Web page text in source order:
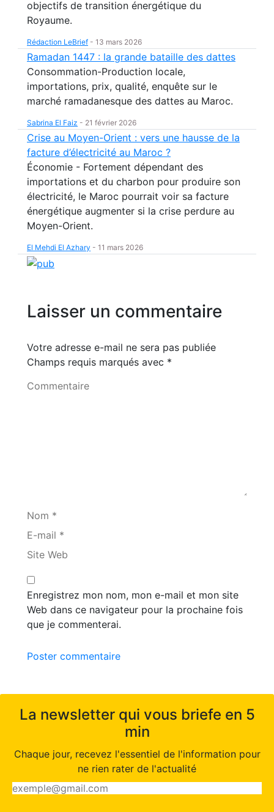
objectifs de transition énergétique du
Royaume.
Rédaction LeBrief - 13 mars 2026
Ramadan 1447 : la grande bataille des dattes
Consommation-Production locale,
importations, prix, qualité, enquête sur le
marché ramadanesque des dattes au Maroc.
Sabrina El Faiz - 21 février 2026
Crise au Moyen-Orient : vers une hausse de la
facture d’électricité au Maroc ?
Économie - Fortement dépendant des
importations et du charbon pour produire son
électricité, le Maroc pourrait voir sa facture
énergétique augmenter si la crise perdure au
Moyen-Orient.
El Mehdi El Azhary - 11 mars 2026
Laisser un commentaire
Votre adresse e-mail ne sera pas publiée
Champs requis marqués avec *
Commentaire
Nom *
E-mail *
Site Web
Enregistrez mon nom, mon e-mail et mon site
Web dans ce navigateur pour la prochaine fois
que je commenterai.
Poster commentaire
La newsletter qui vous briefe en 5
min
Chaque jour, recevez l'essentiel de l'information pour
ne rien rater de l'actualité